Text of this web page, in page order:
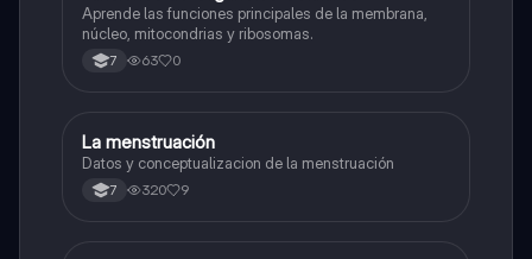
Aprende las funciones principales de la membrana,
núcleo, mitocondrias y ribosomas.
7 63 0
Biologia
La menstruación
Datos y conceptualizacion de la menstruación
7 320 9